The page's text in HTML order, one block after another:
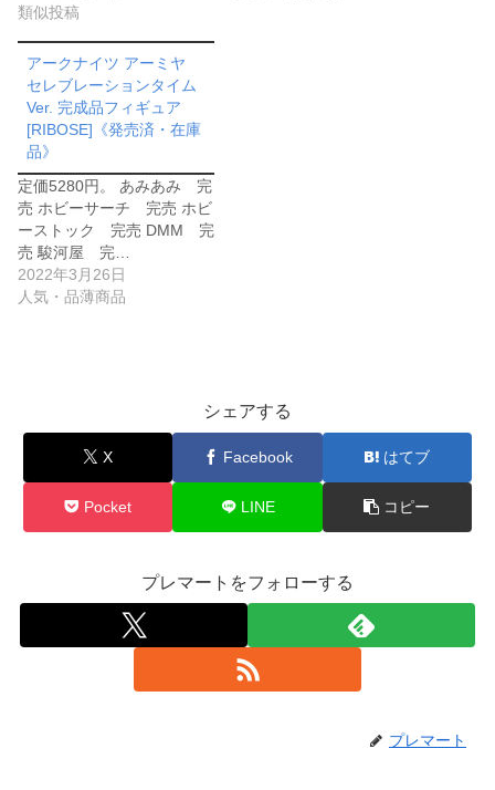
類似投稿
アークナイツ アーミヤ
セレブレーションタイム
Ver. 完成品フィギュア
[RIBOSE]《発売済・在庫
品》
定価5280円。 あみあみ 完
売 ホビーサーチ 完売 ホビ
ーストック 完売 DMM 完
売 駿河屋 完…
2022年3月26日
人気・品薄商品
シェアする
X Facebook はてブ
Pocket LINE コピー
プレマートをフォローする
プレマート